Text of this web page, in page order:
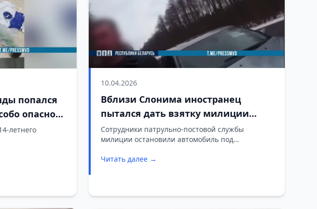
попался
опасного
летнего
10.04.2026
Вблизи Слонима иностранец
пытался дать взятку милиции
после обнаружения у него
наркотиков
Сотрудники патрульно-постовой службы
милиции остановили автомобиль под
государства в районе Слонима. В ходе проверки
Читать далее →